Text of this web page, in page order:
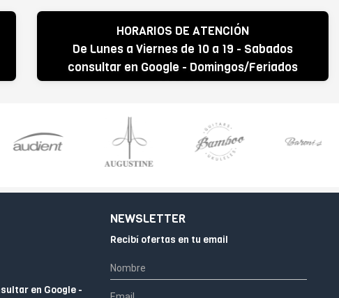
HORARIOS DE ATENCIÓN
De Lunes a Viernes de 10 a 19 - Sabados
consultar en Google - Domingos/Feriados
CERRADO
en Google -
NEWSLETTER
Recibí ofertas en tu email